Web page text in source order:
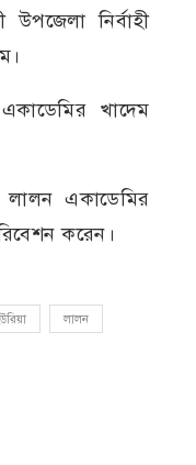
উপজেলা নির্বাহী
খাদেম
একাডেমির
করেন।
লালন